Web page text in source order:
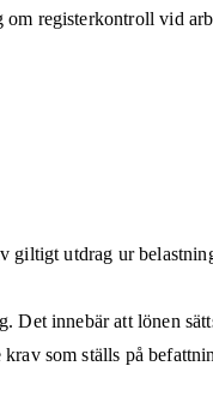
registerkontroll vid
utdrag ur
innebär att lönen
som ställs på